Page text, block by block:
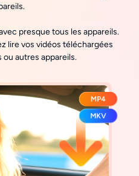
presque tous les appareils.
lire vos vidéos téléchargées
ou autres appareils.